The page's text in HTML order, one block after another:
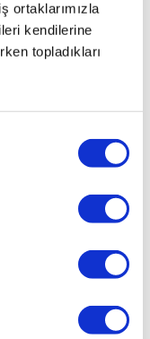
ortaklarımızla
kendilerine
topladıkları